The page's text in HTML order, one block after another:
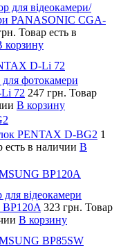
для відеокамери/
PANASONIC CGA-
Товар есть в
корзину
D-Li 72
фотокамери
72 247 грн. Товар
В корзину
PENTAX D-BG2 1
есть в наличии В
BP120A
відеокамери
323 грн. Товар
В корзину
BP85SW